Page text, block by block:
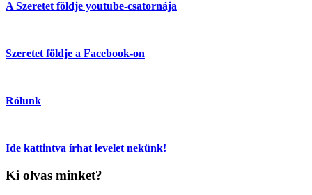
A Szeretet földje youtube-csatornája
Szeretet földje a Facebook-on
Rólunk
Ide kattintva írhat levelet nekünk!
Ki olvas minket?